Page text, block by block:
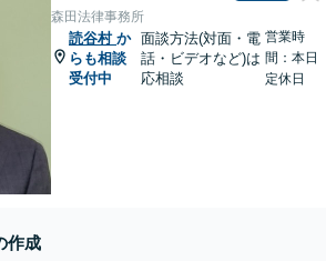
森田法律事務所
読谷村 か
らも相談
受付中
面談方法(対面・電
話・ビデオなど)は
応相談
営業時
間：本日
定休日
作成